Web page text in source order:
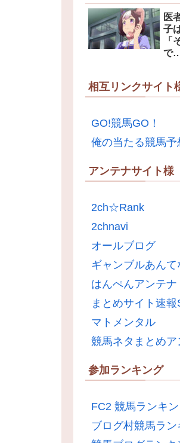
医
子
「
で…
相互リンクサイト
GO!競馬GO！
俺の当たる競馬予
アンテナサイト様
2ch☆Rank
2chnavi
オールブログ
ギャンブルあんて
はんぺんアンテナ
まとめサイト速報
マトメンタル
競馬ネタまとめア
参加ランキング
FC2 競馬ランキ
ブログ村競馬ラン